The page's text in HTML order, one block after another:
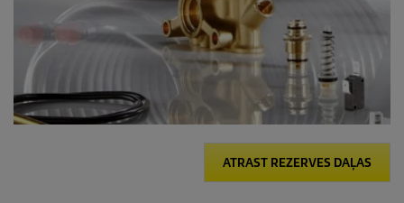
ATRAST REZERVES DAĻAS